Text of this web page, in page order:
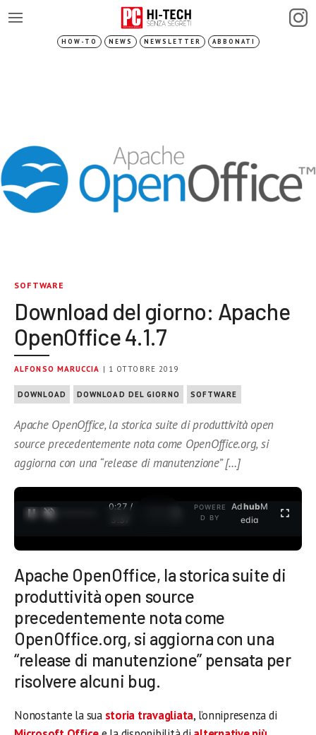
HOW-TO NEWS NEWSLETTER ABBONATI
SOFTWARE
Download del giorno: Apache
OpenOffice 4.1.7
ALFONSO MARUCCIA | 1 OTTOBRE 2019
DOWNLOAD DOWNLOAD DEL GIORNO SOFTWARE
Apache OpenOffice, la storica suite di produttività open
source precedentemente nota come OpenOffice.org, si
aggiorna con una “release di manutenzione” […]
0:27 /
3:37
POWERE
D BY
AdhubM
edia
Apache OpenOffice, la storica suite di
produttività open source
precedentemente nota come
OpenOffice.org, si aggiorna con una
“release di manutenzione” pensata per
risolvere alcuni bug.
Nonostante la sua storia travagliata, l’onnipresenza di